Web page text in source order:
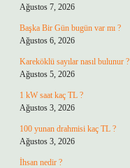
Ağustos 7, 2026
Başka Bir Gün bugün var mı ?
Ağustos 6, 2026
Kareköklü sayılar nasıl bulunur ?
Ağustos 5, 2026
1 kW saat kaç TL ?
Ağustos 3, 2026
100 yunan drahmisi kaç TL ?
Ağustos 3, 2026
İhsan nedir ?